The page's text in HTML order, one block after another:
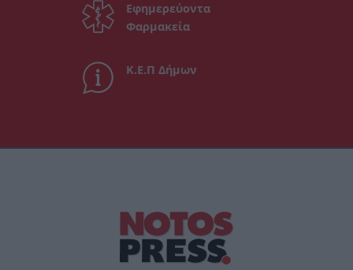
Εφημερεύοντα
Φαρμακεία
Κ.Ε.Π Δήμων